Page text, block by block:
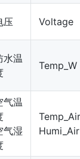
压 Voltage
水温
Temp_W
气温
气湿
Temp_Air
Humi_Air